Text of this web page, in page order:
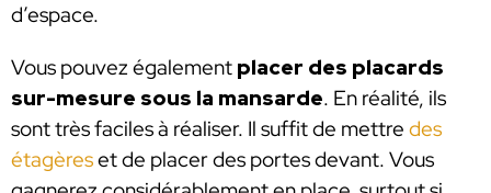
d’espace.
Vous pouvez également placer des placards
sur-mesure sous la mansarde. En réalité, ils
sont très faciles à réaliser. Il suffit de mettre des
étagèreset de placer des portes devant. Vous